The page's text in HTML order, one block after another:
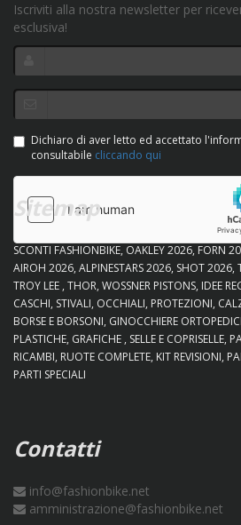
Iscriviti alla nostra newsletter per
esclusiva!
Dichiaro di aver letto ed accettato
consultabile cliccando qui
Sitemap
SCONTI FASHIONBIKE OAKLEY 2026 FORN
AIROH 2026 ALPINESTARS 2026 SHOT 2026
TROY LEE THOR WOSSNER PISTONS IDEE
CASCHI STIVALI OCCHIALI PROTEZIONI
BORSE E BORSONI GINOCCHIERE
PLASTICHE GRAFICHE SELLE E COPRISELLE
RICAMBI RUOTE COMPLETE KIT REVISIONI
PARTI SPECIALI
Contatti
info@fashionbike.net
amministrazione@fashionbike.net